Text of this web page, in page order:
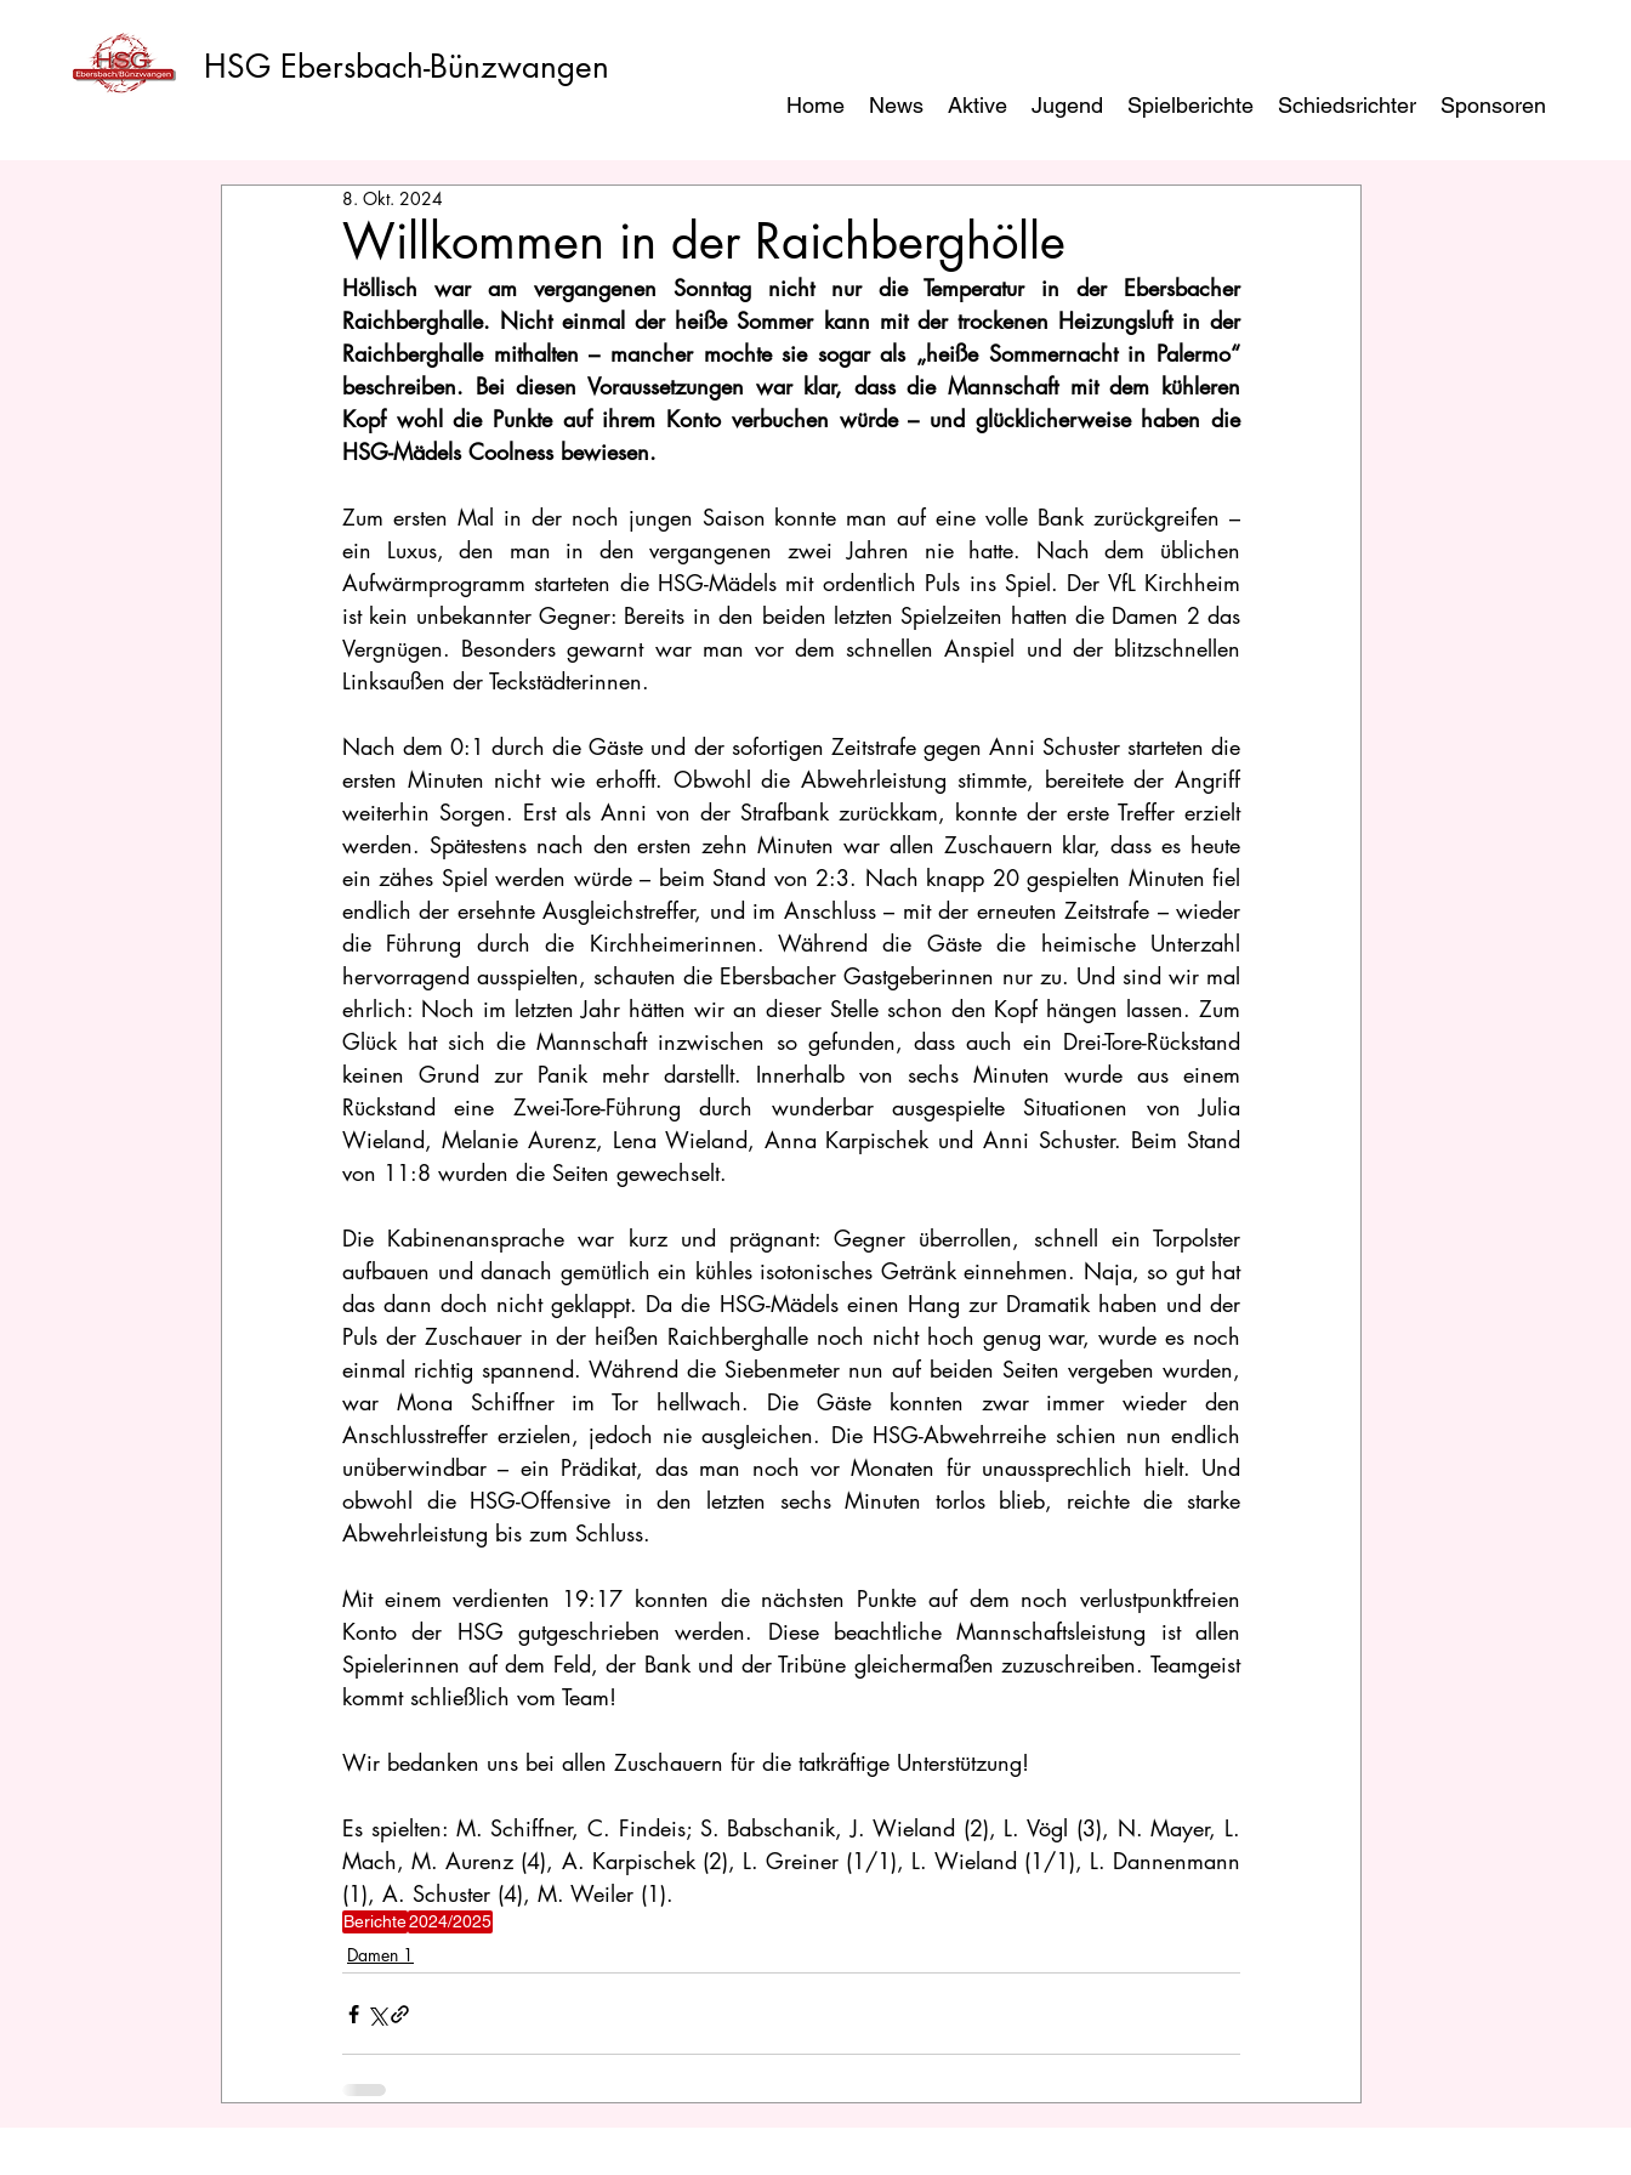
HSG Ebersbach-Bünzwangen
Home News Aktive Jugend Spielberichte Schiedsrichter Sponsoren
Willkommen in der Raichberghölle
8. Okt. 2024
Höllisch war am vergangenen Sonntag nicht nur die Temperatur in der Ebersbacher
Raichberghalle. Nicht einmal der heiße Sommer kann mit der trockenen Heizungsluft in der
Raichberghalle mithalten – mancher mochte sie sogar als „heiße Sommernacht in Palermo“
beschreiben. Bei diesen Voraussetzungen war klar, dass die Mannschaft mit dem kühleren
Kopf wohl die Punkte auf ihrem Konto verbuchen würde – und glücklicherweise haben die
HSG-Mädels Coolness bewiesen.
Zum ersten Mal in der noch jungen Saison konnte man auf eine volle Bank zurückgreifen –
ein Luxus, den man in den vergangenen zwei Jahren nie hatte. Nach dem üblichen
Aufwärmprogramm starteten die HSG-Mädels mit ordentlich Puls ins Spiel. Der VfL Kirchheim
ist kein unbekannter Gegner: Bereits in den beiden letzten Spielzeiten hatten die Damen 2 das
Vergnügen. Besonders gewarnt war man vor dem schnellen Anspiel und der blitzschnellen
Linksaußen der Teckstädterinnen.
Nach dem 0:1 durch die Gäste und der sofortigen Zeitstrafe gegen Anni Schuster starteten die
ersten Minuten nicht wie erhofft. Obwohl die Abwehrleistung stimmte, bereitete der Angriff
weiterhin Sorgen. Erst als Anni von der Strafbank zurückkam, konnte der erste Treffer erzielt
werden. Spätestens nach den ersten zehn Minuten war allen Zuschauern klar, dass es heute
ein zähes Spiel werden würde – beim Stand von 2:3. Nach knapp 20 gespielten Minuten fiel
endlich der ersehnte Ausgleichstreffer, und im Anschluss – mit der erneuten Zeitstrafe – wieder
die Führung durch die Kirchheimerinnen. Während die Gäste die heimische Unterzahl
hervorragend ausspielten, schauten die Ebersbacher Gastgeberinnen nur zu. Und sind wir mal
ehrlich: Noch im letzten Jahr hätten wir an dieser Stelle schon den Kopf hängen lassen. Zum
Glück hat sich die Mannschaft inzwischen so gefunden, dass auch ein Drei-Tore-Rückstand
keinen Grund zur Panik mehr darstellt. Innerhalb von sechs Minuten wurde aus einem
Rückstand eine Zwei-Tore-Führung durch wunderbar ausgespielte Situationen von Julia
Wieland, Melanie Aurenz, Lena Wieland, Anna Karpischek und Anni Schuster. Beim Stand
von 11:8 wurden die Seiten gewechselt.
Die Kabinenansprache war kurz und prägnant: Gegner überrollen, schnell ein Torpolster
aufbauen und danach gemütlich ein kühles isotonisches Getränk einnehmen. Naja, so gut hat
das dann doch nicht geklappt. Da die HSG-Mädels einen Hang zur Dramatik haben und der
Puls der Zuschauer in der heißen Raichberghalle noch nicht hoch genug war, wurde es noch
einmal richtig spannend. Während die Siebenmeter nun auf beiden Seiten vergeben wurden,
war Mona Schiffner im Tor hellwach. Die Gäste konnten zwar immer wieder den
Anschlusstreffer erzielen, jedoch nie ausgleichen. Die HSG-Abwehrreihe schien nun endlich
unüberwindbar – ein Prädikat, das man noch vor Monaten für unaussprechlich hielt. Und
obwohl die HSG-Offensive in den letzten sechs Minuten torlos blieb, reichte die starke
Abwehrleistung bis zum Schluss.
Mit einem verdienten 19:17 konnten die nächsten Punkte auf dem noch verlustpunktfreien
Konto der HSG gutgeschrieben werden. Diese beachtliche Mannschaftsleistung ist allen
Spielerinnen auf dem Feld, der Bank und der Tribüne gleichermaßen zuzuschreiben. Teamgeist
kommt schließlich vom Team!
Wir bedanken uns bei allen Zuschauern für die tatkräftige Unterstützung!
Es spielten: M. Schiffner, C. Findeis; S. Babschanik, J. Wieland (2), L. Vögl (3), N. Mayer, L.
Mach, M. Aurenz (4), A. Karpischek (2), L. Greiner (1/1), L. Wieland (1/1), L. Dannenmann
(1), A. Schuster (4), M. Weiler (1).
Berichte2024/2025
Damen 1